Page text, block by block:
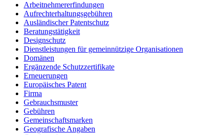
Arbeitnehmererfindungen
Aufrechterhaltungsgebühren
Ausländischer Patentschutz
Beratungstätigkeit
Designschutz
Dienstleistungen für gemeinnützige Organisationen
Domänen
Ergänzende Schutzzertifikate
Erneuerungen
Europäisches Patent
Firma
Gebrauchsmuster
Gebühren
Gemeinschaftsmarken
Geografische Angaben